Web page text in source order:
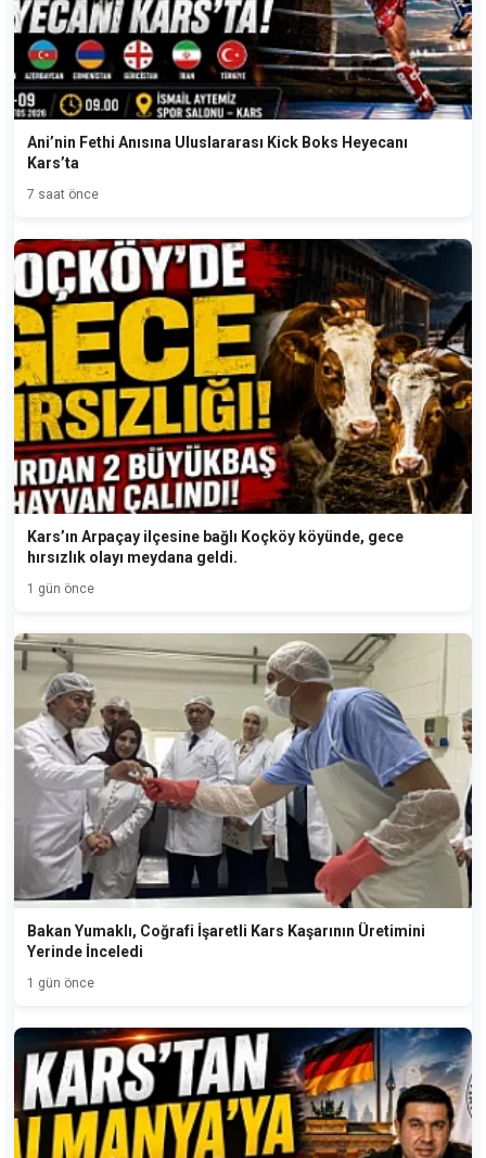
Ani’nin Fethi Anısına Uluslararası Kick Boks Heyecanı
Kars’ta
7 saat önce
Kars’ın Arpaçay ilçesine bağlı Koçköy köyünde, gece
hırsızlık olayı meydana geldi.
1 gün önce
Bakan Yumaklı, Coğrafi İşaretli Kars Kaşarının Üretimini
Yerinde İnceledi
1 gün önce